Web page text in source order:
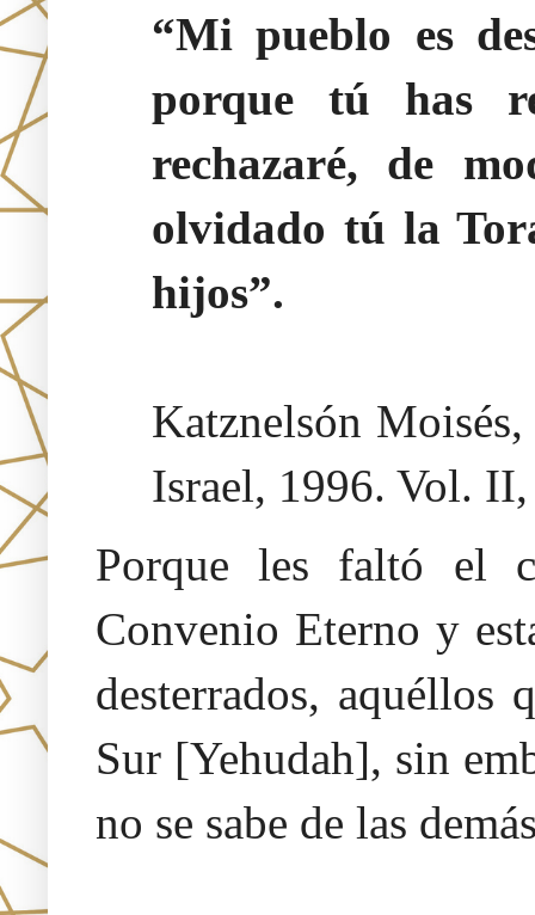
“Mi pueblo es
porque tú has
rechazaré, de
olvidado tú la
hijos”.
Katznelsón
Israel, 1996. Vol.
Porque les faltó el
Convenio Eterno y
desterrados,
Sur [Yehudah], sin
no se sabe de las